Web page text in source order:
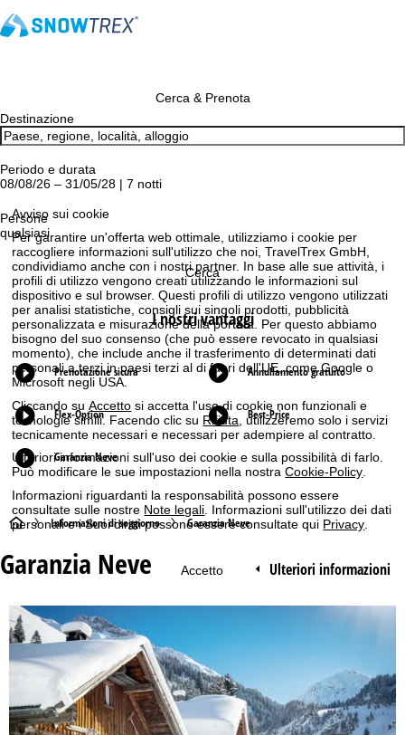
Avviso sui cookie
Per garantire un'offerta web ottimale, utilizziamo i cookie per
raccogliere informazioni sull'utilizzo che noi, TravelTrex GmbH,
condividiamo anche con i nostri partner. In base alle sue attività, i
profili di utilizzo vengono creati utilizzando le informazioni sul
dispositivo e sul browser. Questi profili di utilizzo vengono utilizzati
per analisi statistiche, consigli sui singoli prodotti, pubblicità
personalizzata e misurazione della portata. Per questo abbiamo
bisogno del suo consenso (che può essere revocato in qualsiasi
momento), che include anche il trasferimento di determinati dati
personali a terzi in paesi terzi al di fuori dell'UE, come Google o
Microsoft negli USA.
Cliccando suAccetto si accetta l'uso di cookie non funzionali e
tecnologie simili. Facendo clic su Rifiuta , utilizzeremo solo i servizi
tecnicamente necessari e necessari per adempiere al contratto.
Ulteriori informazioni sull'uso dei cookie e sulla possibilità di farlo.
Può modificare le sue impostazioni nella nostraCookie-Policy
Informazioni riguardanti la responsabilità possono essere
consultate sulle nostre Note legali . Informazioni sull'utilizzo dei dati
personali e i Suoi diritti possono essere consultate qui Privacy
Accetto
Cerca & Prenota
Destinazione
Periodo e durata
08/08/26 – 31/05/28 | 7 notti
Persone
qualsiasi
Cerca
I nostri vantaggi
Prenotazione sicura Annullamento gratuito
Flex-Option Best-Price
Garanzia Neve
H
o
e
p
a
Informazioni di soggiorno Garanzia Neve
Ulteriori informazioni
Garanzia Neve